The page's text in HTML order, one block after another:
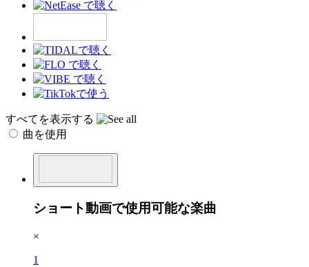
すべてを表示する
曲を使用
ショート動画で使用可能な楽曲
×
1